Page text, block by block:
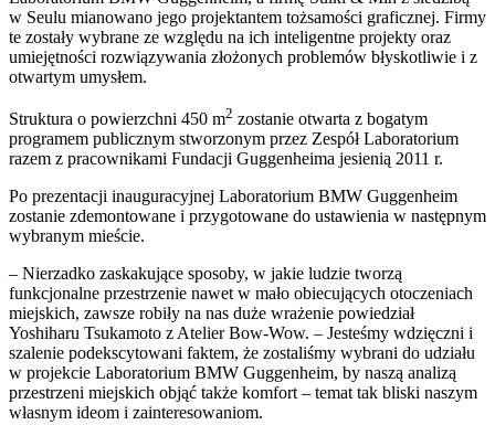
w Seulu mianowano jego projektantem tożsamości graficznej. Firmy
te zostały wybrane ze względu na ich inteligentne projekty oraz
umiejętności rozwiązywania złożonych problemów błyskotliwie i z
otwartym umysłem.
Struktura o powierzchni 450 m2 zostanie otwarta z bogatym
programem publicznym stworzonym przez Zespół Laboratorium
razem z pracownikami Fundacji Guggenheima jesienią 2011 r.
Po prezentacji inauguracyjnej Laboratorium BMW Guggenheim
zostanie zdemontowane i przygotowane do ustawienia w następnym
wybranym mieście.
– Nierzadko zaskakujące sposoby, w jakie ludzie tworzą
funkcjonalne przestrzenie nawet w mało obiecujących otoczeniach
miejskich, zawsze robiły na nas duże wrażenie powiedział
Yoshiharu Tsukamoto z Atelier Bow-Wow. – Jesteśmy wdzięczni i
szalenie podekscytowani faktem, że zostaliśmy wybrani do udziału
w projekcie Laboratorium BMW Guggenheim, by naszą analizą
przestrzeni miejskich objąć także komfort – temat tak bliski naszym
własnym ideom i zainteresowaniom.